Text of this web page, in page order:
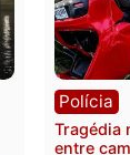
com mais
Porto